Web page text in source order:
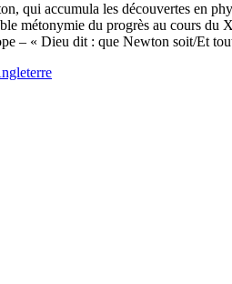
qui accumula les découvertes en
métonymie du progrès au cours
– « Dieu dit : que Newton soit/Et